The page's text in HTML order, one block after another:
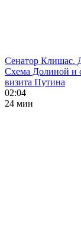
Сенатор Клишас.
Схема Долиной и
визита Путина
02:04
24 мин